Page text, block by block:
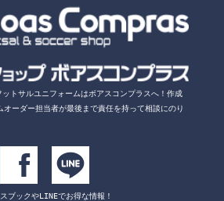
トサルユニフォームはボアスコンプラスへ！ 作成
ーダー担当者が最後まで責任を持って相談にのり
ブックやLINEでお得な情報！